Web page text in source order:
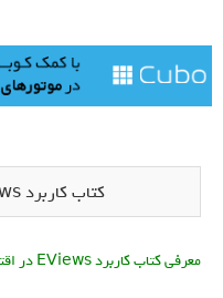
کتاب کاربرد EViews در اقتصاد سنجی
معرفی کتاب کاربرد EViews در اقتصاد سنجی